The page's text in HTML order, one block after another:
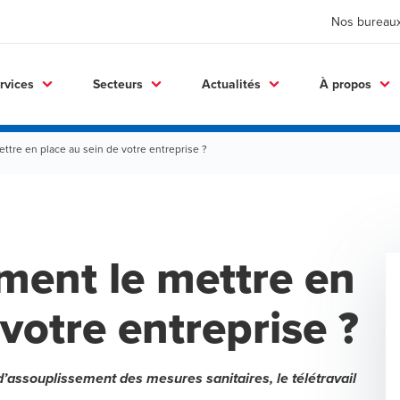
Nos
Secteurs Actualités À propos
en place au sein de votre entreprise ?
le mettre en
entreprise ?
des mesures sanitaires, le télétravail